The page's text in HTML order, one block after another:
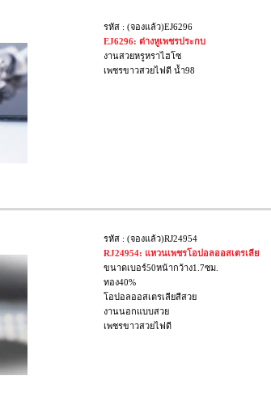
รหัส : (จองแล้ว)EJ6296
EJ6296: ต่างหูเพชรประกบ
งานสวยหรูหราไฮโซ
เพชรขาวสวยไฟดี น้ำ98
รหัส : (จองแล้ว)RJ24954
RJ24954: แหวนเพชรโอปอลออสเตรเลีย
ขนาดเบอร์50หน้ากว้าง1.7ซม.
ทอง40%
โอปอลออสเตรเลียสีสวย
งานนอกแบบสวย
เพชรขาวสวยไฟดี